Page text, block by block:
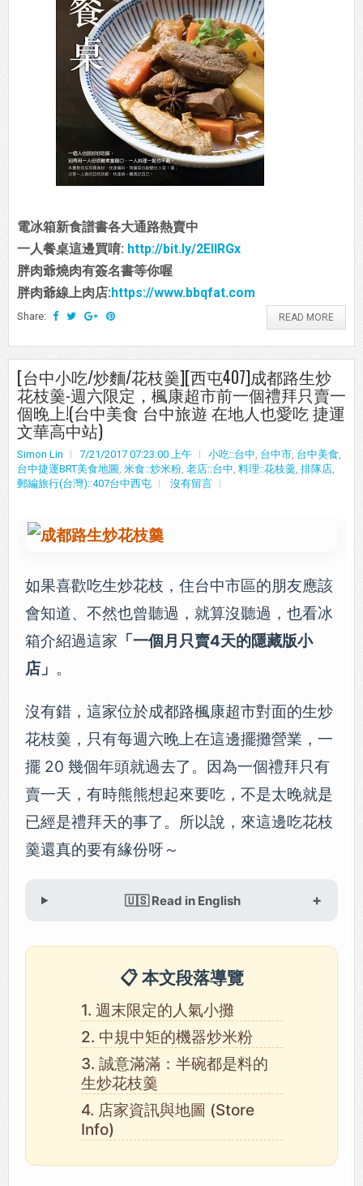
電冰箱新食譜書各大通路熱賣中
一人餐桌這邊買唷: http://bit.ly/2EIIRGx
胖肉爺燒肉有簽名書等你喔
胖肉爺線上肉店: https://www.bbqfat.com
Share: READ MORE
[台中小吃/炒麵/花枝羹][西屯407]成都路生炒
花枝羹-週六限定，楓康超市前一個禮拜只賣一
個晚上!(台中美食 台中旅遊 在地人也愛吃 捷運
文華高中站)
Simon Lin 7/21/2017 07:23:00 上午 小吃::台中, 台中市, 台中美食,
台中捷運BRT美食地圖 , 米食::炒米粉, 老店::台中, 料理::花枝羹, 排隊店,
郵編旅行(台灣)::407台中西屯
沒有留言
如果喜歡吃生炒花枝，住台中市區的朋友應該
會知道、不然也曾聽過，就算沒聽過，也看冰
箱介紹過這家 「一個月只賣4天的隱藏版小
店」 。
沒有錯，這家位於成都路楓康超市對面的生炒
花枝羹，只有每週六晚上在這邊擺攤營業，一
擺 20 幾個年頭就過去了。因為一個禮拜只有
賣一天，有時熊熊想起來要吃，不是太晚就是
已經是禮拜天的事了。所以說，來這邊吃花枝
羹還真的要有緣份呀～
🇺🇸 Read in English
📋 本文段落導覽
1. 週末限定的人氣小攤
2. 中規中矩的機器炒米粉
3. 誠意滿滿：半碗都是料的
生炒花枝羹
4. 店家資訊與地圖 (Store
Info)